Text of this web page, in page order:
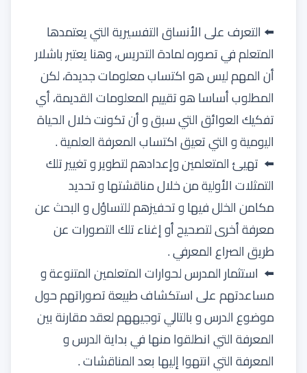
⬅️ التعرف على الأنساق التفسيرية التي يعتمدها
المتعلم في تصوره لمادة التدريس، وهنا يعتبر باشلار
أن المهم ليس هو اكتساب معلومات جديدة، لكن
المطلوب أساسا هو تقييم المعلومات القديمة، أي
تفكيك العوائق التي سبق و أن تكونت خلال الحياة
اليومية و التي تعيق اكتساب المعرفة العلمية .
⬅️ تهيئ المتعلمين وإعدادهم لتطوير و تغيير تلك
التمثلات الأولية من خلال مناقشتها و تحديد
مكامن الخلل فيها و تحفيزهم للتساؤل و البحث عن
معرفة أخرى لتصحيح أو إغناء تلك التصورات عن
طريق الصراع المعرفي .
⬅️ استثمار المدرس لحوارات المتعلمين المتنوعة و
مساعدتهم على استكشاف طبيعة تصوراتهم حول
موضوع الدرس و بالتالي توجيههم لعقد مقارنة بين
المعرفة التي انطلقوا منها في بداية الدرس و
المعرفة التي انتهوا إليها بعد المناقشات .